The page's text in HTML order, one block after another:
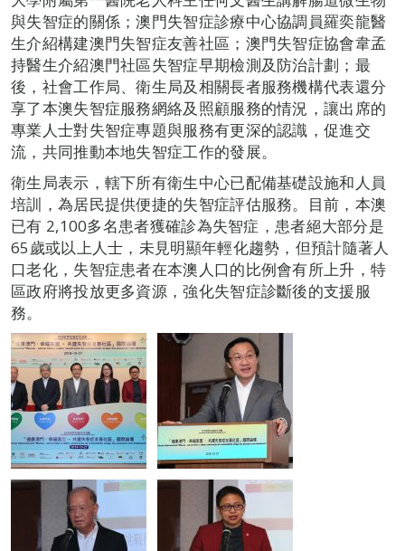
與失智症的關係；澳門失智症診療中心協調員羅奕龍醫
生介紹構建澳門失智症友善社區；澳門失智症協會韋孟
持醫生介紹澳門社區失智症早期檢測及防治計劃；最
後，社會工作局、衛生局及相關長者服務機構代表還分
享了本澳失智症服務網絡及照顧服務的情況，讓出席的
專業人士對失智症專題與服務有更深的認識，促進交
流，共同推動本地失智症工作的發展。
衛生局表示，轄下所有衛生中心已配備基礎設施和人員
培訓，為居民提供便捷的失智症評估服務。目前，本澳
已有 2,100多名患者獲確診為失智症，患者絕大部分是
65歲或以上人士，未見明顯年輕化趨勢，但預計隨著人
口老化，失智症患者在本澳人口的比例會有所上升，特
區政府將投放更多資源，強化失智症診斷後的支援服
務。